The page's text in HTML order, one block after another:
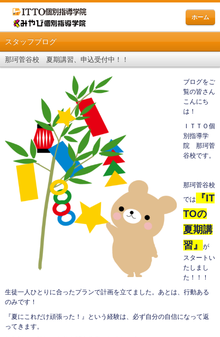
ホーム
スタッフブログ
那珂菅谷校 夏期講習、申込受付中！！
ブログをご
覧の皆さん
こんにち
は！
ＩＴＴＯ個
別指導学
院 那珂菅
谷校です。
那珂菅谷校
では
『IT
TOの
夏期講
習』
が
スタートい
たしまし
た！！！
生徒一人ひとりに合ったプランで計画を立てました。あとは、行動ある
のみです！
『夏にこれだけ頑張った！』という経験は、必ず自分の自信になって返
ってきます。